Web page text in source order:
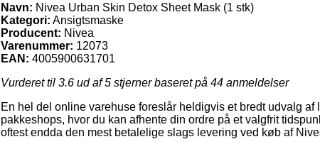
Navn: Nivea Urban Skin Detox Sheet Mask (1 stk)
Kategori: Ansigtsmaske
Producent: Nivea
Varenummer: 12073
EAN: 4005900631701
Vurderet til 3.6 ud af 5 stjerner baseret på 44 anmeldelser
En hel del online varehuse foreslår heldigvis et bredt udvalg
pakkeshops, hvor du kan afhente din ordre på et valgfrit
oftest endda den mest betalelige slags levering ved køb af